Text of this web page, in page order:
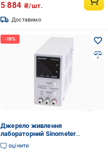
5 884 ₴/шт.
Доставимо
Джерело живлення
лабораторний Sinometer
HY5003A (8-22-38261)
оцінити